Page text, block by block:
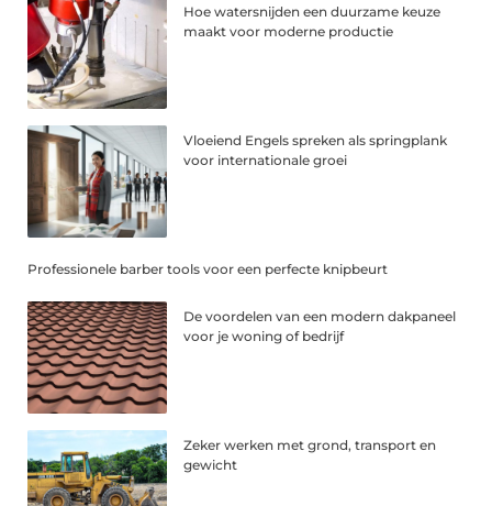
Hoe watersnijden een duurzame keuze
maakt voor moderne productie
Vloeiend Engels spreken als springplank
voor internationale groei
Professionele barber tools voor een perfecte knipbeurt
De voordelen van een modern dakpaneel
voor je woning of bedrijf
Zeker werken met grond, transport en
gewicht